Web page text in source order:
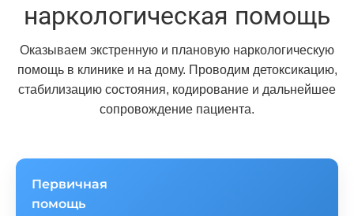
наркологическая помощь
Оказываем экстренную и плановую наркологическую
помощь в клинике и на дому. Проводим детоксикацию,
стабилизацию состояния, кодирование и дальнейшее
сопровождение пациента.
Первичная
помощь